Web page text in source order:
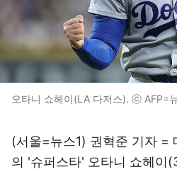
오타니 쇼헤이(LA 다저스). ⓒ AFP=
(서울=뉴스1) 권혁준 기자 =
의 '슈퍼스타' 오타니 쇼헤이